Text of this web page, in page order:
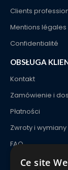
Clients
Mentions légales
Confidentialité
OBSŁUGA
Kontakt
Zamówienie i
Płatności
Zwroty i wymiany
FAQ
Ce site